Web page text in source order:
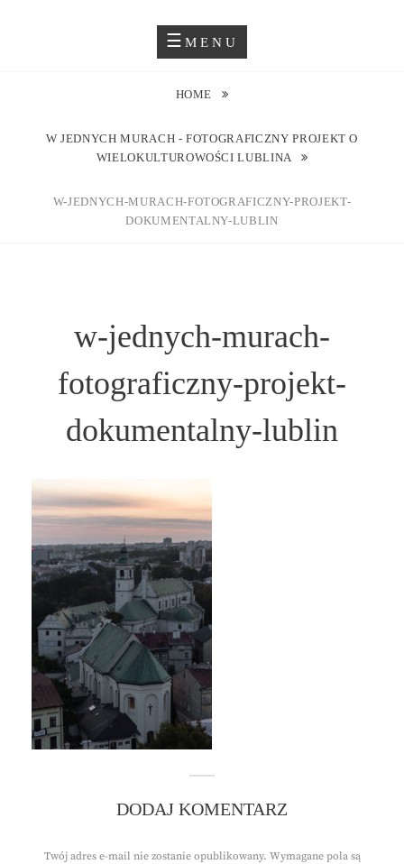
JUSTYNA EWA GROCHOWSKA
MENU
HOME
W JEDNYCH MURACH - FOTOGRAFICZNY PROJEKT O
WIELOKULTUROWOŚCI LUBLINA
W-JEDNYCH-MURACH-FOTOGRAFICZNY-PROJEKT-
DOKUMENTALNY-LUBLIN
w-jednych-murach-
fotograficzny-projekt-
dokumentalny-lublin
DODAJ KOMENTARZ
Twój adres e-mail nie zostanie opublikowany. Wymagane pola są